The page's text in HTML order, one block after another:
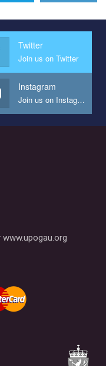
"Гей-альянс
нам реализовать
на почве
на наш канал YouTube
Twitter
Join us on Twitter
Instagram
Join us on Instagram
www.upogau.org